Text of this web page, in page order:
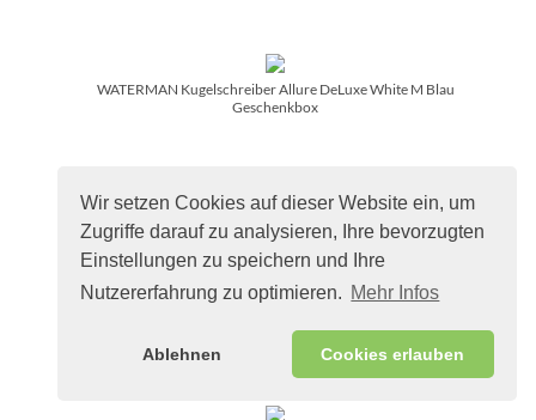
Wir setzen Cookies auf dieser Website ein, um
Zugriffe darauf zu analysieren, Ihre bevorzugten
Einstellungen zu speichern und Ihre
Nutzererfahrung zu optimieren. Mehr Infos
Ablehnen Cookies erlauben
WATERMAN Kugelschreiber Allure DeLuxe White M Blau
Geschenkbox
WATERMAN Kugels. Hemisphere Colour Blocking Green C.C.
M bl. Geschenkbox